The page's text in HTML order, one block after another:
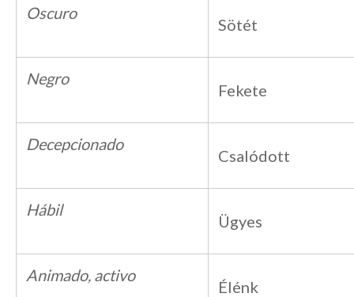
Oscuro
Sötét
Negro
Fekete
Decepcionado
Csalódott
Hábil
Ügyes
Animado, activo
Élénk